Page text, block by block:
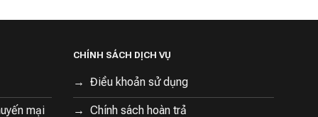
mại
CHÍNH SÁCH DỊCH VỤ
Điều khoản sử dụng
Chính sách hoàn trả